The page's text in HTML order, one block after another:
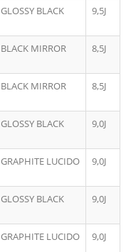
GLOSSY BLACK 9,5J
BLACK MIRROR 8,5J
BLACK MIRROR 8,5J
GLOSSY BLACK 9,0J
GRAPHITE LUCIDO 9,0J
GLOSSY BLACK 9,0J
GRAPHITE LUCIDO 9,0J